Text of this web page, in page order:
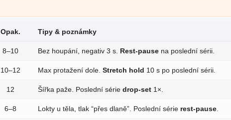
Opak. Tipy & poznámky
8–10 Bez houpání, negativ 3 s. Rest-pause na poslední sérii.
10–12 Max protažení dole. Stretch hold 10 s po poslední sérii.
12 Šířka paže. Poslední série drop-set 1×.
6–8 Lokty u těla, tlak “přes dlaně”. Poslední série rest-pause